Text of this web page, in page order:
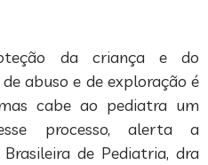
da criança e do
abuso e de exploração é
cabe ao pediatra um
processo, alerta a
de Pediatria, dra